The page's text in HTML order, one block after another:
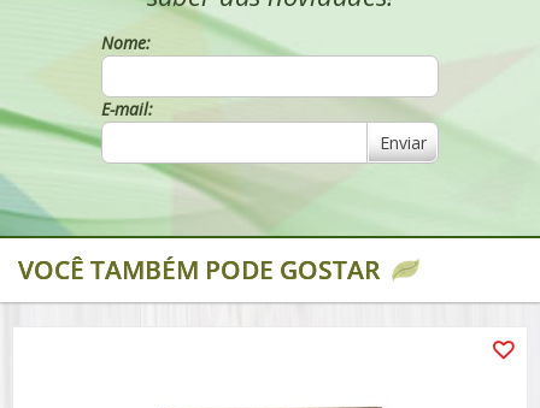
Nome:
E-mail:
Enviar
VOCÊ TAMBÉM PODE GOSTAR